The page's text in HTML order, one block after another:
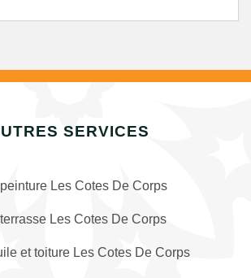
SERVICES
Les Cotes De Corps
Les Cotes De Corps
et toiture Les Cotes De Corps